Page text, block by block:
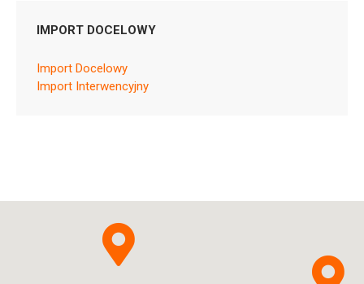
IMPORT DOCELOWY
Import Docelowy
Import Interwencyjny